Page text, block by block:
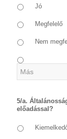
Jó
Megfelelő
Nem
5/a.
előadással?